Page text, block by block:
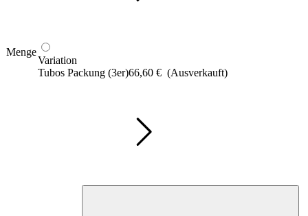
Menge
Variation
Tubos Packung (3er)66,60 € (Ausverkauft)